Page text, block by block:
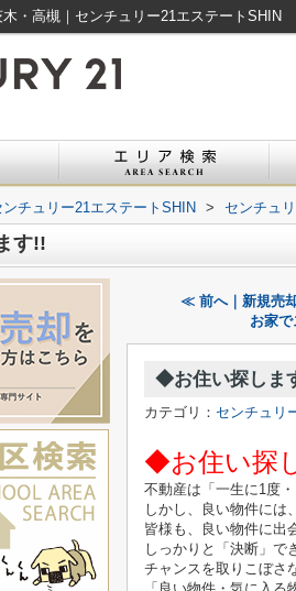
・高槻｜センチュリー21エステートSHIN
チュリー21エステートSHIN > センチュ
す!!
≪ 前へ｜新規売
お家
◆お住い探しま
カテゴリ： センチュリ
◆お住い探
不動産は「一生に1度
しかし、良い物件には
皆様も、良い物件に出
しっかりと「決断」で
チャンスを取りこぼさ